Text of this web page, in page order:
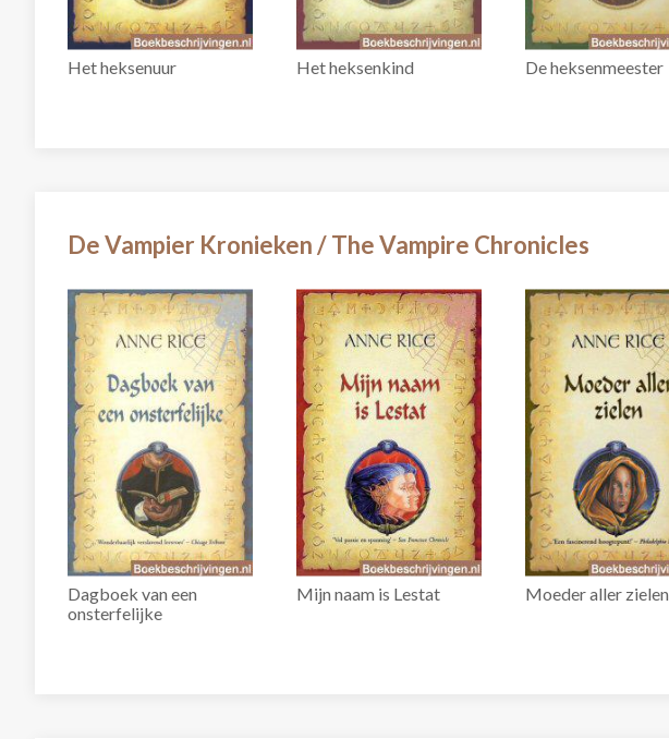
Het heksenuur Het heksenkind De heksenmeester
De Vampier Kronieken / The Vampire Chronicles
Dagboek van een
onsterfelijke
Mijn naam is Lestat Moeder aller zielen